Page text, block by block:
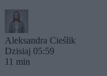
Aleksandra Cieślik
Dzisiaj 05:59
11 min